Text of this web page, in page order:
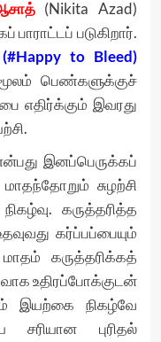
(Nikita Azad)
படுகிறார்.
(#Happy to Bleed)
பெண்களுக்குச்
எதிர்க்கும் இவரது
இனப்பெருக்கப்
சுழற்சி
கருத்தரித்த
கர்ப்பப்பையும்
கருத்தரிக்கத்
உதிரப்போக்குடன்
இயற்கை நிகழ்வே
சரியான புரிதல்